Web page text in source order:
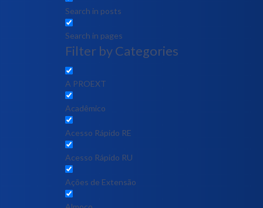
Search in posts
Search in pages
Filter by Categories
A PROEXT
Acadêmico
Acesso Rápido RE
Acesso Rápido RU
Ações de Extensão